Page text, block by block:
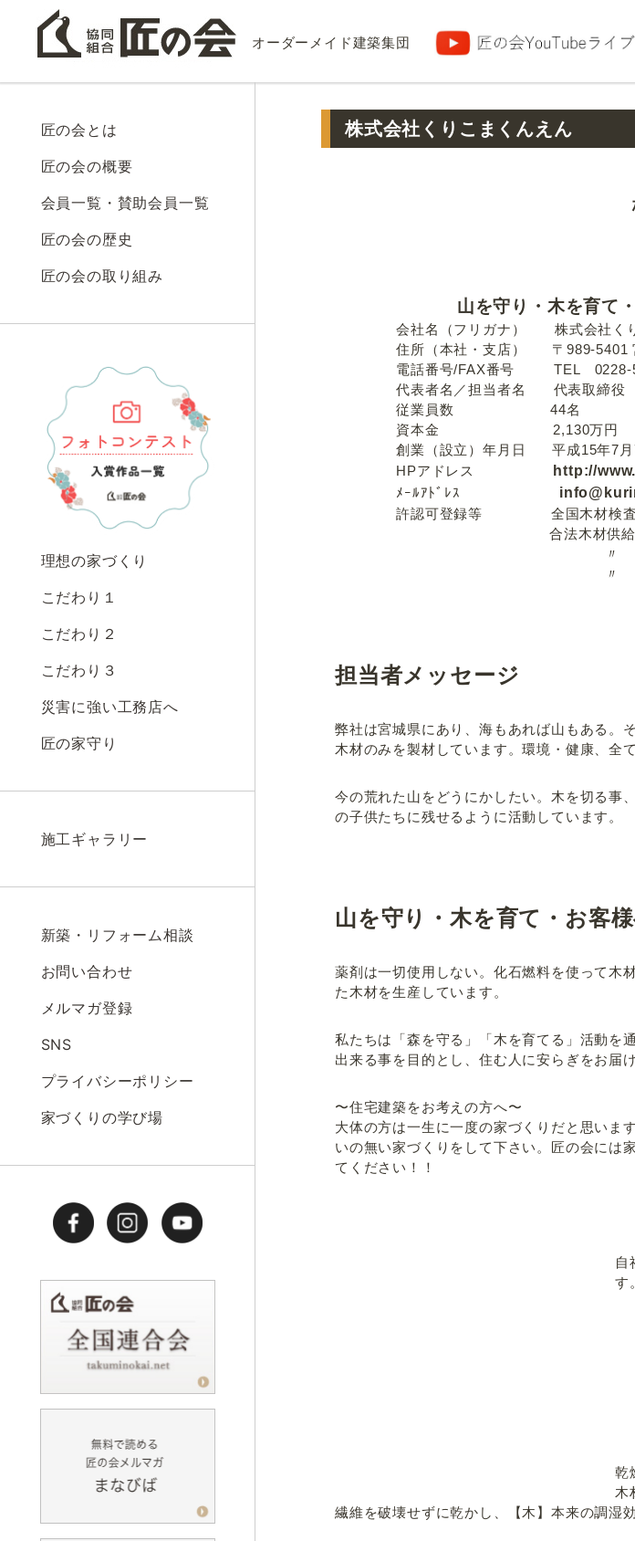
オーダーメイド建築集団
匠の会とは
匠の会の概要
会員一覧・賛助会員一覧
匠の会の歴史
匠の会の取り組み
理想の家づくり
こだわり１
こだわり２
こだわり３
災害に強い工務店へ
匠の家守り
施工ギャラリー
新築・リフォーム相談
お問い合わせ
メルマガ登録
SNS
プライバシーポリシー
家づくりの学び場
株式会社くりこまくんえん
山を守り・木を育て・お
会社名（フリガナ） 株式会社くり
住所（本社・支店） 〒989-5401 宮城
電話番号/FAX番号 TEL 0228-55-
代表者名／担当者名 代表取締役
従業員数 44名
資本金 2,130万円
創業（設立）年月日 平成15年7月
HPアドレス
http://
ﾒｰﾙｱﾄﾞﾚｽ
許認可登録等 全国木材検査・研
合法木材供給事業者認定
〃 宮城県チッ
〃 宮素協
担当者メッセージ
弊社は宮城県にあり、海もあれば山もある。
木材のみを製材しています。環境・健康、全
今の荒れた山をどうにかしたい。木を切る事
の子供たちに残せるように活動しています。
山を守り・木を育て・お客
薬剤は一切使用しない。化石燃料を使って木
た木材を生産しています。
私たちは「森を守る」「木を育てる」活動を
出来る事を目的とし、住む人に安らぎをお届
〜住宅建築をお考えの方へ〜
大体の方は一生に一度の家づくりだと思いま
いの無い家づくりをして下さい。匠の会には
てください！！
自
す
乾
木
繊維を破壊せずに乾かし、【木】本来の調湿